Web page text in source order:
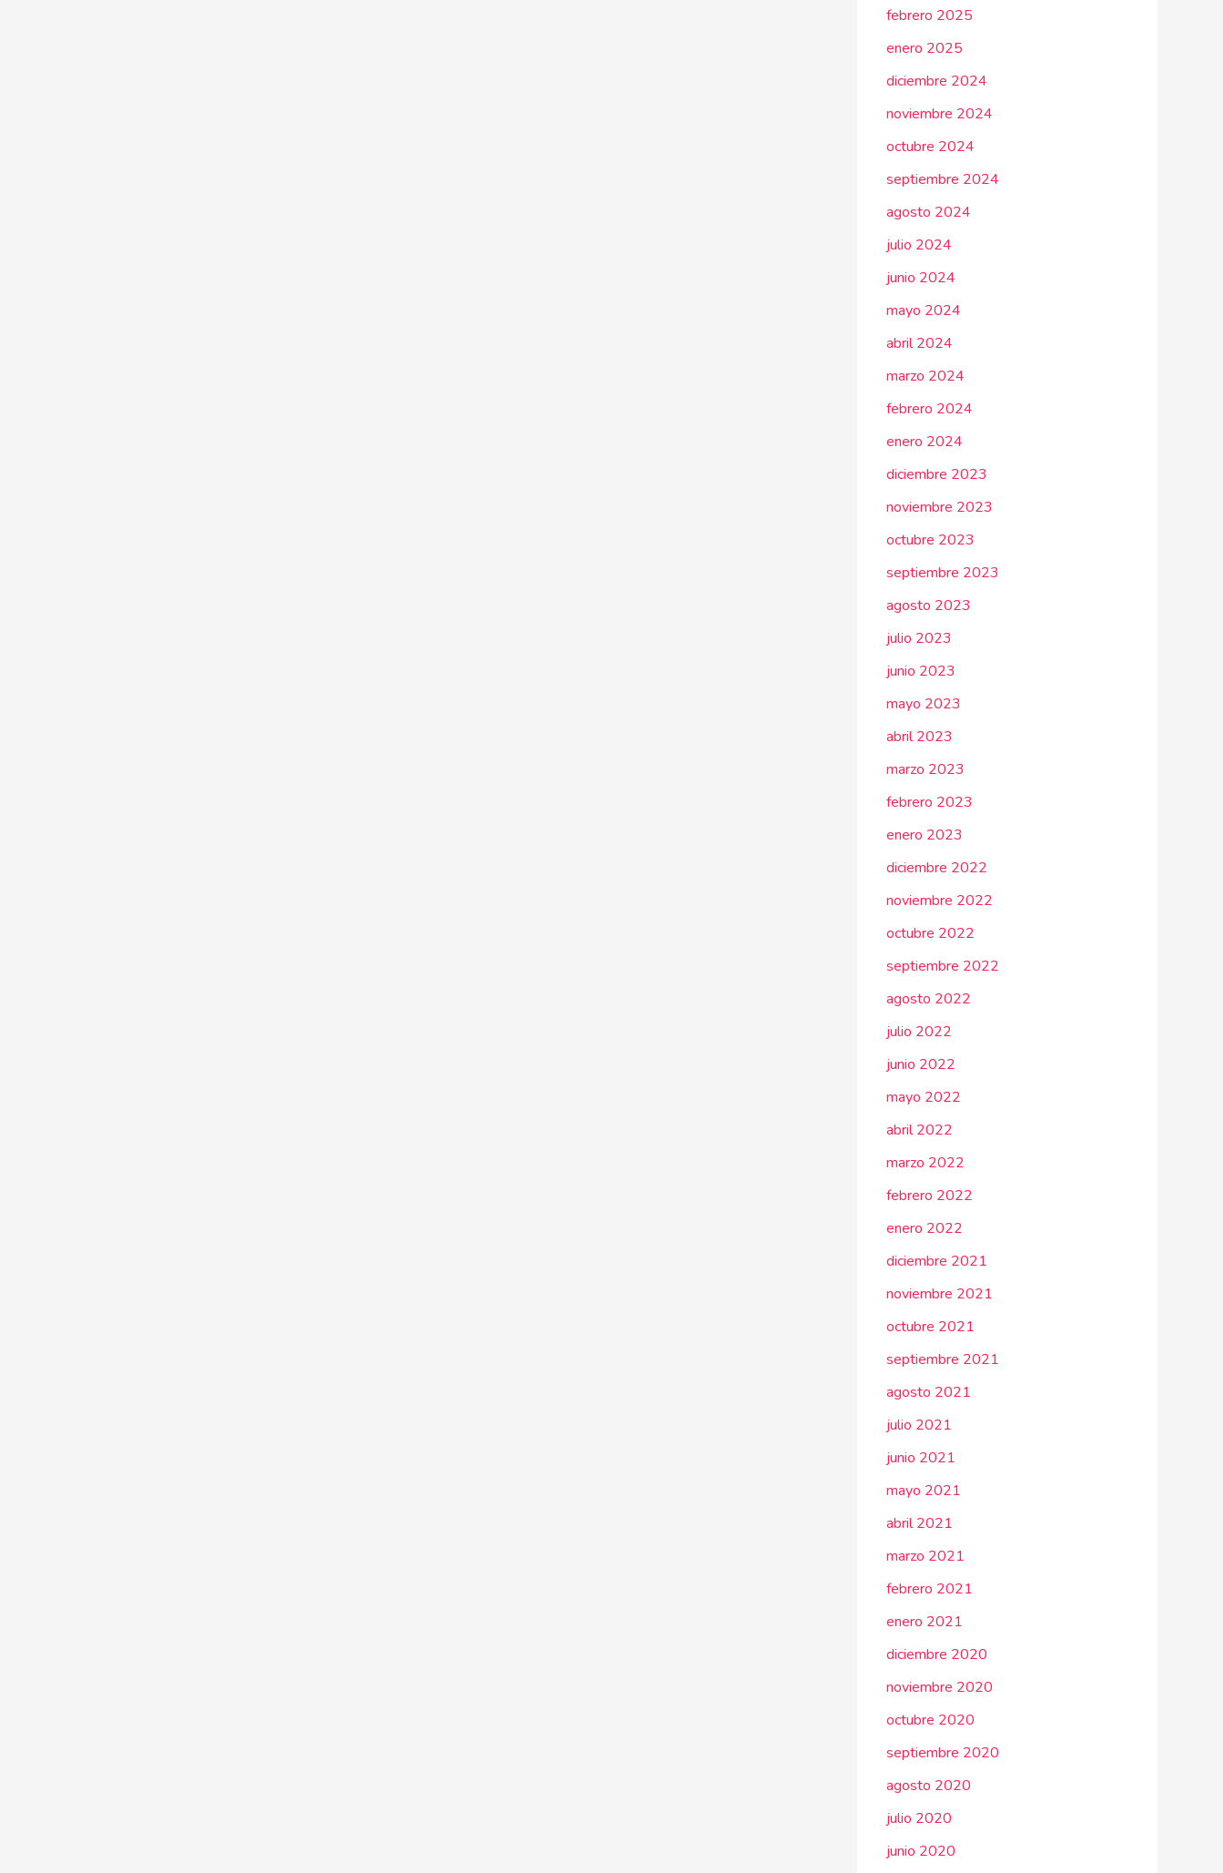
febrero 2025
enero 2025
diciembre 2024
noviembre 2024
octubre 2024
septiembre 2024
agosto 2024
julio 2024
junio 2024
mayo 2024
abril 2024
marzo 2024
febrero 2024
enero 2024
diciembre 2023
noviembre 2023
octubre 2023
septiembre 2023
agosto 2023
julio 2023
junio 2023
mayo 2023
abril 2023
marzo 2023
febrero 2023
enero 2023
diciembre 2022
noviembre 2022
octubre 2022
septiembre 2022
agosto 2022
julio 2022
junio 2022
mayo 2022
abril 2022
marzo 2022
febrero 2022
enero 2022
diciembre 2021
noviembre 2021
octubre 2021
septiembre 2021
agosto 2021
julio 2021
junio 2021
mayo 2021
abril 2021
marzo 2021
febrero 2021
enero 2021
diciembre 2020
noviembre 2020
octubre 2020
septiembre 2020
agosto 2020
julio 2020
junio 2020